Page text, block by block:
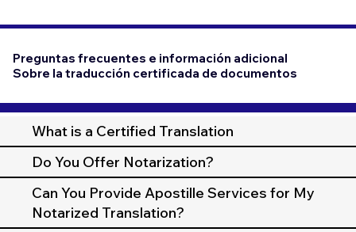
Preguntas frecuentes e información adicional
Sobre la traducción certificada de documentos
What is a Certified Translation
Do You Offer Notarization?
Can You Provide Apostille Services for My
Notarized Translation?